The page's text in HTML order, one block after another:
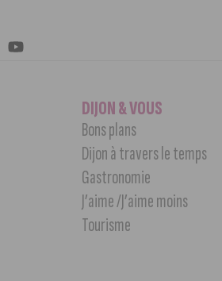
DIJON & VOUS
Bons plans
Dijon à travers le temps
Gastronomie
J’aime /J’aime moins
Tourisme